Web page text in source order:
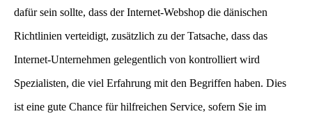
dafür sein sollte, dass der Internet-Webshop die dänischen
Richtlinien verteidigt, zusätzlich zu der Tatsache, dass das
Internet-Unternehmen gelegentlich von kontrolliert wird
Spezialisten, die viel Erfahrung mit den Begriffen haben. Dies
ist eine gute Chance für hilfreichen Service, sofern Sie im